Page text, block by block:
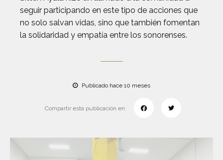
seguir participando en este tipo de acciones que
no solo salvan vidas, sino que también fomentan
la solidaridad y empatía entre los sonorenses.
Publicado hace 10 meses
Compartir esta publicación en: